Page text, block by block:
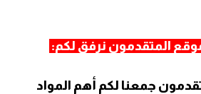
موقع المتقدمون نرفق لكم:
جمعنا لكم أهم المواد